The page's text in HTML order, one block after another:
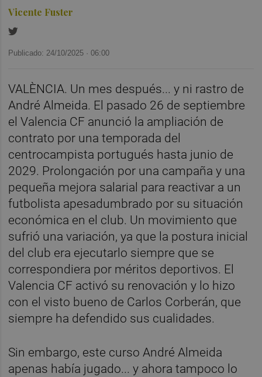
Vicente Fuster
Publicado: 24/10/2025 ·06:00
VALÈNCIA. Un mes después... y ni rastro de
André Almeida. El pasado 26 de septiembre
el Valencia CF anunció la ampliación de
contrato por una temporada del
centrocampista portugués hasta junio de
2029. Prolongación por una campaña y una
pequeña mejora salarial para reactivar a un
futbolista apesadumbrado por su situación
económica en el club. Un movimiento que
sufrió una variación, ya que la postura inicial
del club era ejecutarlo siempre que se
correspondiera por méritos deportivos. El
Valencia CF activó su renovación y lo hizo
con el visto bueno de Carlos Corberán, que
siempre ha defendido sus cualidades.
Sin embargo, este curso André Almeida
apenas había jugado... y ahora tampoco lo